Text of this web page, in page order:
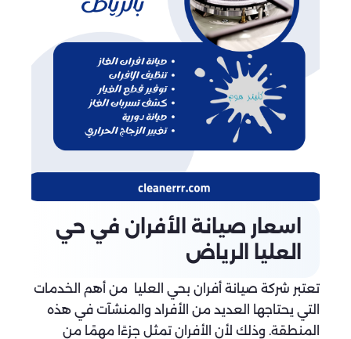
اسعار صيانة الأفران في حي
العليا الرياض
تعتبر شركة صيانة أفران بحي العليا من أهم الخدمات
التي يحتاجها العديد من الأفراد والمنشآت في هذه
المنطقة. وذلك لأن الأفران تمثل جزءًا مهمًا من